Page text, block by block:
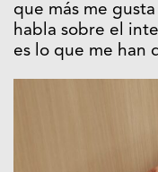
que más me
habla sobre el
es lo que me han